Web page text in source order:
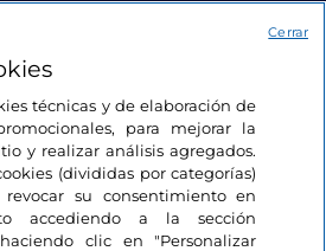
técnicas y de elaboración de
para mejorar la
y realizar análisis agregados.
(divididas por categorías)
su consentimiento en
accediendo a la sección
clic en "Personalizar
Cerrar